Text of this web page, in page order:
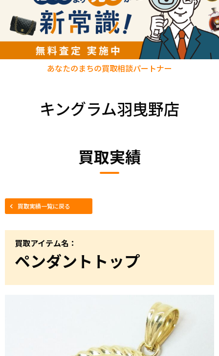
キングラム羽曳野店
あなたのまちの買取相談パートナー
買取実績
買取実績一覧に戻る
買取アイテム名：
ペンダントトップ